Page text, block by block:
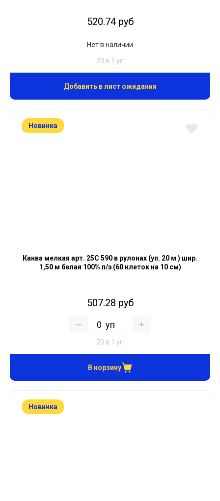
520.74 руб
Нет в наличии
20 в 1 уп
Добавить в лист ожидания
Новинка
Канва мелкая арт. 25С 590 в рулонах (уп. 20 м ) шир.
1,50 м белая 100% п/э (60 клеток на 10 см)
507.28 руб
уп
20 в 1 уп
В корзину
Новинка